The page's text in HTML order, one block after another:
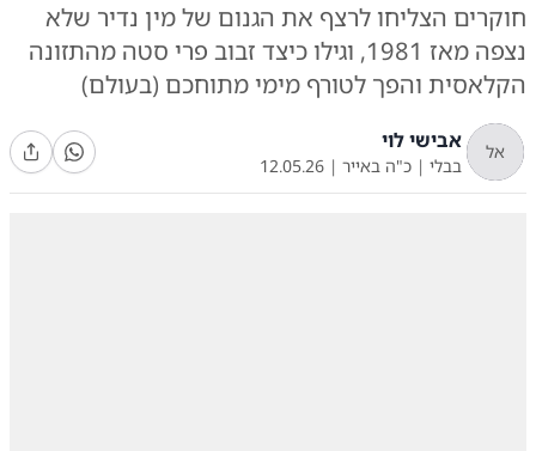
חוקרים הצליחו לרצף את הגנום של מין נדיר שלא
נצפה מאז 1981, וגילו כיצד זבוב פרי סטה מהתזונה
הקלאסית והפך לטורף מימי מתוחכם (בעולם)
אל אבישי לוי
בבלי | כ"ה באייר |
12.05.26